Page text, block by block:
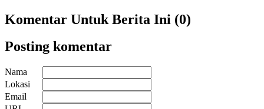
Komentar Untuk Berita Ini (0)
Posting komentar
Nama
Lokasi
Email